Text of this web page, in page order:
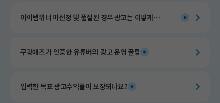
아이템위너 미선정 및 품절된 경우 광고는 어떻게
쿠팡애즈가 인증한 유튜버의 광고 운영 꿀팁​
입력한 목표 광고수익률이 보장되나요?